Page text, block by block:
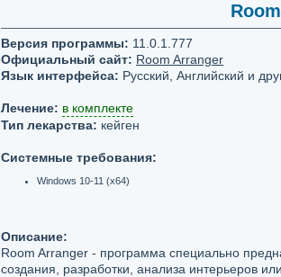
Версия программы: 11.0.1.777
Официальный сайт: Room Arranger
Язык интерфейса: Русский, Английский и
Лечение: в комплекте
Тип лекарства: кейген
Системные требования:
Windows 10-11 (x64)
Описание:
Room Arranger - программа специально
создания, разработки, анализа интерьеров